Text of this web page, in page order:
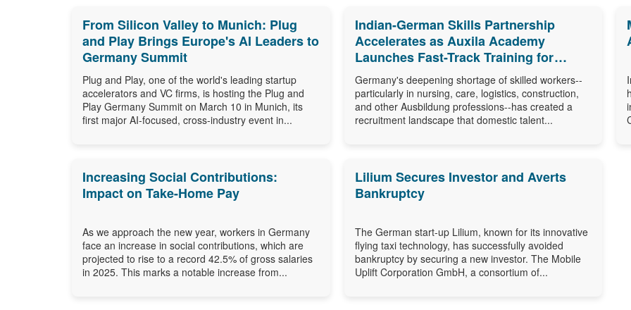
From Silicon Valley to Munich: Plug
and Play Brings Europe's AI Leaders to
Germany Summit
Plug and Play, one of the world's leading startup
accelerators and VC firms, is hosting the Plug and
Play Germany Summit on March 10 in Munich, its
first major AI-focused, cross-industry event in...
Indian-German Skills Partnership
Accelerates as Auxila Academy
Launches Fast-Track Training for
Germany's Ausbildung Shortage
Germany's deepening shortage of skilled workers--
particularly in nursing, care, logistics, construction,
and other Ausbildung professions--has created a
recruitment landscape that domestic talent...
Increasing Social Contributions:
Impact on Take-Home Pay
As we approach the new year, workers in Germany
face an increase in social contributions, which are
projected to rise to a record 42.5% of gross salaries
in 2025. This marks a notable increase from...
Lilium Secures Investor and Averts
Bankruptcy
The German start-up Lilium, known for its innovative
flying taxi technology, has successfully avoided
bankruptcy by securing a new investor. The Mobile
Uplift Corporation GmbH, a consortium of...